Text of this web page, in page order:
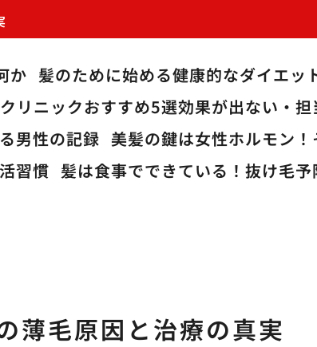
か 髪のために始める健康的なダイエッ
リニックおすすめ5選効果が出ない・
男性の記録 美髪の鍵は女性ホルモン
習慣 髪は食事でできている！抜け毛
薄毛原因と治療の真実